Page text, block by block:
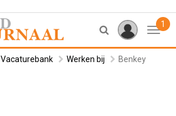
1
Vacaturebank Werken bij Benkey